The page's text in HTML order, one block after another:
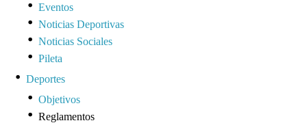
Eventos
Noticias Deportivas
Noticias Sociales
Pileta
Deportes
Objetivos
Reglamentos